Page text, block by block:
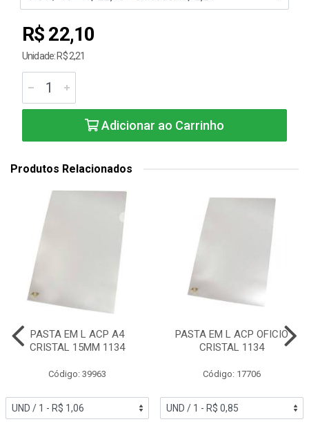
R$ 22,10
Unidade: R$ 2,21
Adicionar ao Carrinho
Produtos Relacionados
PASTA EM L ACP A4
CRISTAL 15MM 1134
Código: 39963
PASTA EM L ACP OFICIO
CRISTAL 1134
Código: 17706